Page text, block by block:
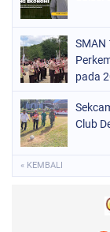
SULSEL
SMAN
pada
Club
« KEMBALI